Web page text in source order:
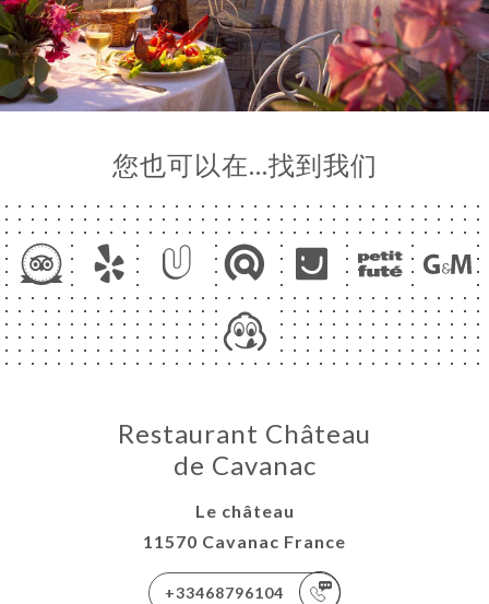
您也可以在…找到我们
Restaurant Château
de Cavanac
Le château
11570 Cavanac France
+33468796104